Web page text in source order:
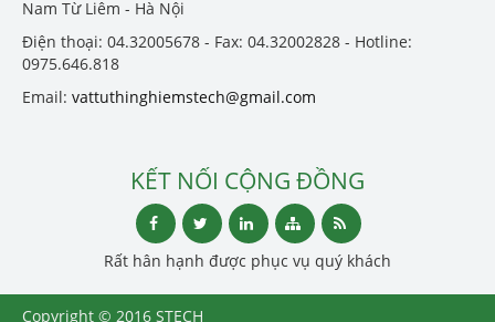
Nam Từ Liêm - Hà Nội
Điện thoại: 04.32005678 - Fax: 04.32002828 - Hotline:
0975.646.818
Email: vattuthinghiemstech@gmail.com
KẾT NỐI CỘNG ĐỒNG
Rất hân hạnh được phục vụ quý khách
Copyright © 2016 STECH